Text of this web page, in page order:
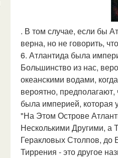
. В том случае, если бы
верна, но не говорить,
6. Атлантида была
Большинство из нас,
океанскими водами,
вероятно,
была империей, которая
"На Этом Острове
Несколькими Другими, а
Геракловых Столпов, до
Тиррения - это другое